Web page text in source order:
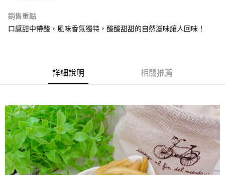
Google Pay
每筆NT$60，滿NT$799(含以上)免運費
付款後全家取貨
每筆NT$60，滿NT$799(含以上)免運費
7-11取貨付款
銷售重點
口感甜中帶酸，風味香氣獨特，酸酸甜甜的自然滋味讓人回味！
詳細說明 相關推薦